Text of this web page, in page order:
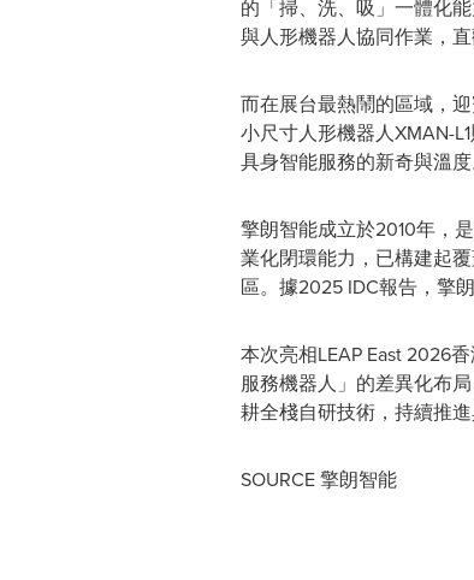
的「掃、洗、吸」一體化
與人形機器人協同作業，
而在展台最熱鬧的區域，
小尺寸人形機器人XMAN-
具身智能服務的新奇與溫度
擎朗智能成立於2010年，
業化閉環能力，已構建起
區。據2025 IDC報告，擎
本次亮相LEAP East 2026
服務機器人」的差異化布
耕全棧自研技術，持續推
SOURCE 擎朗智能